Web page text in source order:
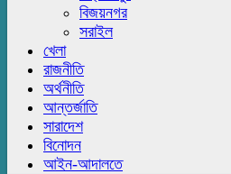
বিজয়নগর
সরাইল
খেলা
রাজনীতি
অর্থনীতি
আন্তর্জাতি
সারাদেশ
বিনোদন
আইন-আদালতে